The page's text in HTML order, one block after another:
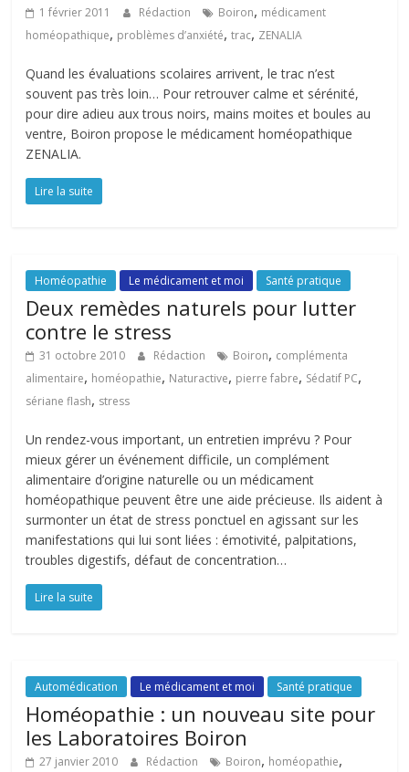
1 février 2011 Rédaction Boiron, médicament
homéopathique, problèmes d’anxiété,trac, ZENALIA
Quand les évaluations scolaires arrivent, le trac n’est
souvent pas très loin… Pour retrouver calme et sérénité,
pour dire adieu aux trous noirs, mains moites et boules au
ventre, Boiron propose le médicament homéopathique
ZENALIA.
Lire la suite
Homéopathie Le médicament et moi Santé pratique
Deux remèdes naturels pour lutter
contre le stress
31 octobre 2010 Rédaction Boiron, complémenta
alimentaire, homéopathie, Naturactive, pierre fabre, Sédatif PC,
sériane flash, stress
Un rendez-vous important, un entretien imprévu ? Pour
mieux gérer un événement difficile, un complément
alimentaire d’origine naturelle ou un médicament
homéopathique peuvent être une aide précieuse. Ils aident à
surmonter un état de stress ponctuel en agissant sur les
manifestations qui lui sont liées : émotivité, palpitations,
troubles digestifs, défaut de concentration…
Lire la suite
Automédication Le médicament et moi Santé pratique
Homéopathie : un nouveau site pour
les Laboratoires Boiron
27 janvier 2010 Rédaction Boiron, homéopathie,